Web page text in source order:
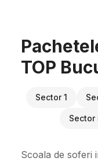
TOP
Sector 1
Sector
Scoala de soferi